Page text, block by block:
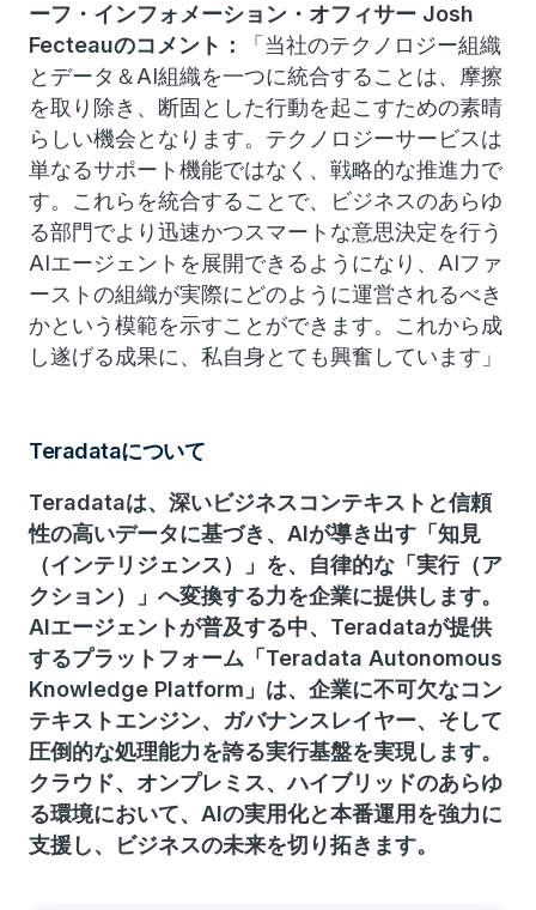
ーフ・インフォメーション・オフィサー Josh
Fecteauのコメント：
「当社のテクノロジー組織
とデータ＆AI組織を一つに統合することは、摩擦
を取り除き、断固とした行動を起こすための素晴
らしい機会となります。テクノロジーサービスは
単なるサポート機能ではなく、戦略的な推進力で
す。これらを統合することで、ビジネスのあらゆ
る部門でより迅速かつスマートな意思決定を行う
AIエージェントを展開できるようになり、AIファ
ーストの組織が実際にどのように運営されるべき
かという模範を示すことができます。これから成
し遂げる成果に、私自身とても興奮しています」
Teradataについて
Teradataは、深いビジネスコンテキストと信頼
性の高いデータに基づき、AIが導き出す「知見
（インテリジェンス）」を、自律的な「実行（ア
クション）」へ変換する力を企業に提供します。
AIエージェントが普及する中、Teradataが提供
するプラットフォーム「Teradata Autonomous
Knowledge Platform」は、企業に不可欠なコン
テキストエンジン、ガバナンスレイヤー、そして
圧倒的な処理能力を誇る実行基盤を実現します。
クラウド、オンプレミス、ハイブリッドのあらゆ
る環境において、AIの実用化と本番運用を強力に
支援し、ビジネスの未来を切り拓きます。